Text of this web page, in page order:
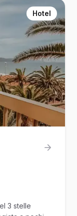
Hotel
3 stelle